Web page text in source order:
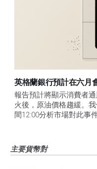
英格蘭銀行預計在六月
報告預計將顯示消費者
火後，原油價格趨緩。
間12:00分析市場對此事
主要貨幣對